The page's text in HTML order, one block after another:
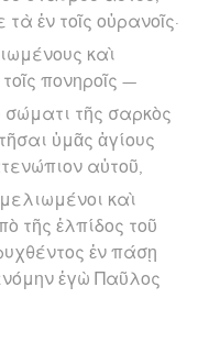
τὰ ἐν τοῖς οὐρανοῖς·
καὶ
πονηροῖς —
σώματι τῆς σαρκὸς
ὑμᾶς ἁγίους
αὐτοῦ,
καὶ
τῆς ἐλπίδος τοῦ
ἐν πάσῃ
ἐγὼ Παῦλος